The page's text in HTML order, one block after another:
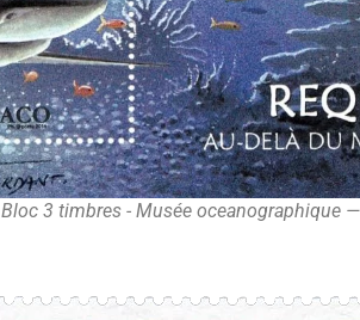
Bloc 3 timbres - Musée oceanographique